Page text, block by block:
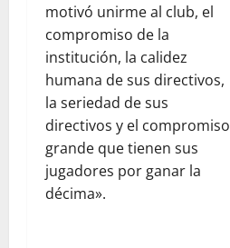
motivó unirme al club, el
compromiso de la
institución, la calidez
humana de sus directivos,
la seriedad de sus
directivos y el compromiso
grande que tienen sus
jugadores por ganar la
décima».